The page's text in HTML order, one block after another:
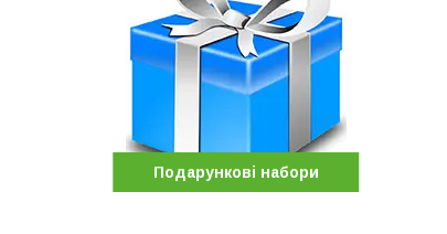
Подарункові набори